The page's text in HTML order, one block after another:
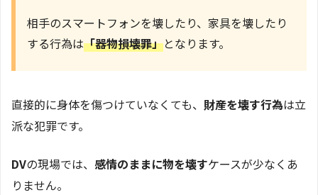
相手のスマートフォンを壊したり、家具を壊したり
する行為は「器物損壊罪」となります。
直接的に身体を傷つけていなくても、 財産を壊す行為は立
派な犯罪です。
DVの現場では、 感情のままに物を壊すケースが少なくあ
りません。